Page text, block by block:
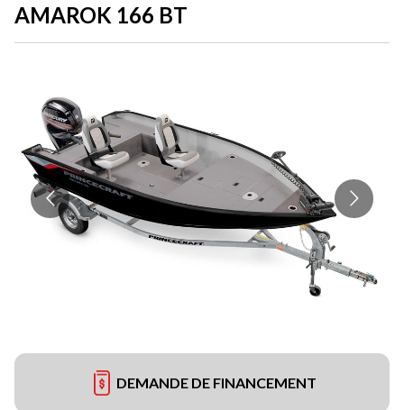
AMAROK 166 BT
DEMANDE DE FINANCEMENT